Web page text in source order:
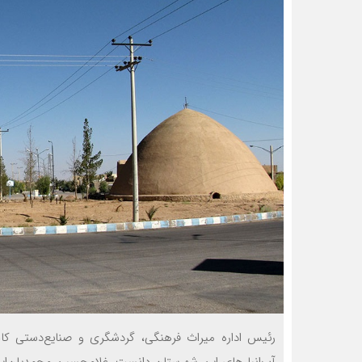
رئیس اداره میراث فرهنگی، گردشگری و